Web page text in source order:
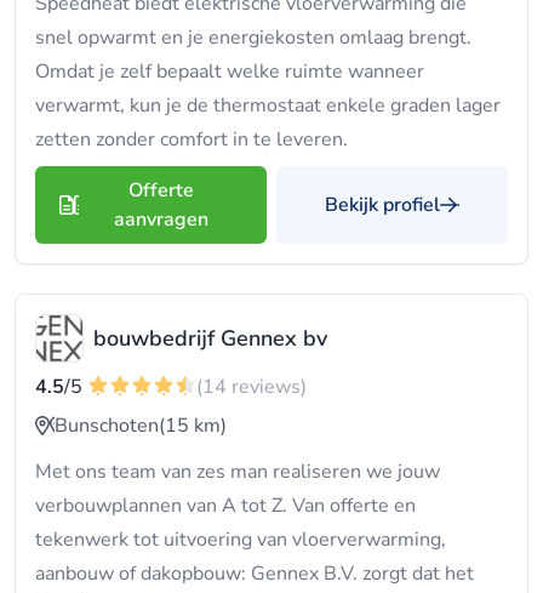
snel opwarmt en je energiekosten omlaag brengt.
Omdat je zelf bepaalt welke ruimte wanneer
verwarmt, kun je de thermostaat enkele graden lager
zetten zonder comfort in te leveren.
Offerte
aanvragen
Bekijk profiel
bouwbedrijf Gennex bv
4.5/5
(14 reviews)
Bunschoten(15 km)
Met ons team van zes man realiseren we jouw
verbouwplannen van A tot Z. Van offerte en
tekenwerk tot uitvoering van vloerverwarming,
aanbouw of dakopbouw: Gennex B.V. zorgt dat het